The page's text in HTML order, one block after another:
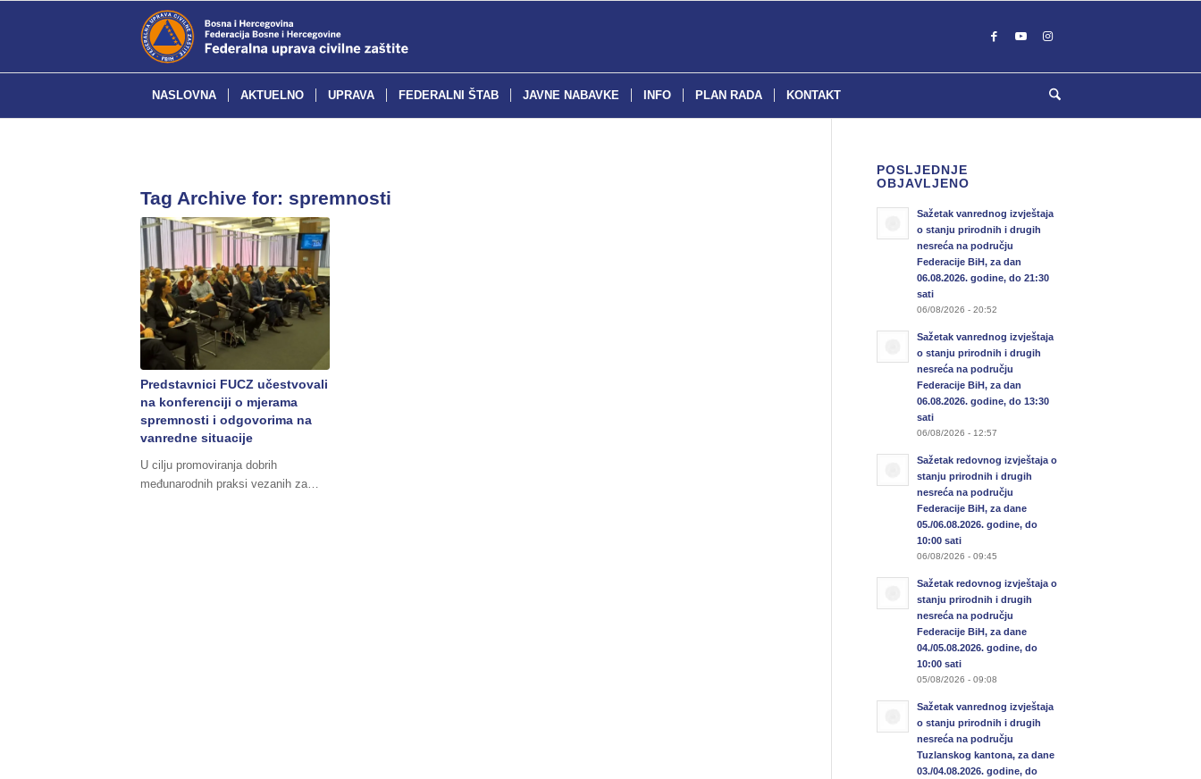
NASLOVNA AKTUELNO UPRAVA FEDERALNI ŠTAB JAVNE NABAVKE INFO PLAN RADA KONTAKT
Tag Archive for: spremnosti
Predstavnici FUCZ učestvovali
na konferenciji o mjerama
spremnosti i odgovorima na
vanredne situacije
U cilju promoviranja dobrih
međunarodnih praksi vezanih za…
POSLJEDNJE
OBJAVLJENO
Sažetak vanrednog izvještaja
o stanju prirodnih i drugih
nesreća na području
Federacije BiH, za dan
06.08.2026. godine, do 21:30
sati
06/08/2026 - 20:52
Sažetak vanrednog izvještaja
o stanju prirodnih i drugih
nesreća na području
Federacije BiH, za dan
06.08.2026. godine, do 13:30
sati
06/08/2026 - 12:57
Sažetak redovnog izvještaja o
stanju prirodnih i drugih
nesreća na području
Federacije BiH, za dane
05./06.08.2026. godine, do
10:00 sati
06/08/2026 - 09:45
Sažetak redovnog izvještaja o
stanju prirodnih i drugih
nesreća na području
Federacije BiH, za dane
04./05.08.2026. godine, do
10:00 sati
05/08/2026 - 09:08
Sažetak vanrednog izvještaja
o stanju prirodnih i drugih
nesreća na području
Tuzlanskog kantona, za dane
03./04.08.2026. godine, do